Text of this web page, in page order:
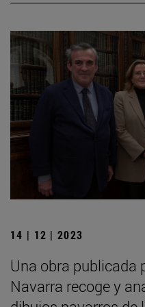
14 | 12 | 2023
Una obra publicada
Navarra recoge y